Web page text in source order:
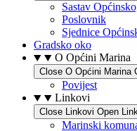
Sastav
Poslovnik
Sjednice
Gradsko oko
O Općini Marina
Close O Općini Marina
Povijest
Linkovi
Close Linkovi Open
Marinski